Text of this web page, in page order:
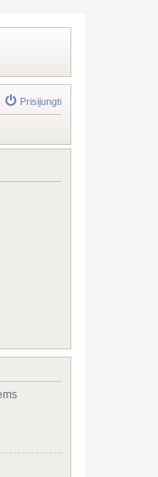
Prisijungti